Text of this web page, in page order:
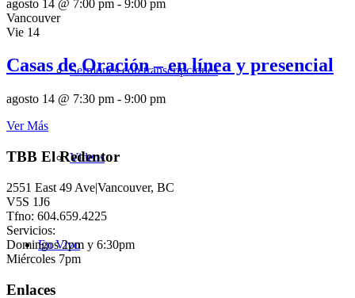
Sermones con transcripciones
Videos
En Vivo
agosto 14 @ 7:00 pm - 9:00 pm
Vancouver
Vie 14
Casas de Oración – en línea y presencial
agosto 14 @ 7:30 pm - 9:00 pm
Ver Más
TBB El Redentor
2551 East 49 Ave|Vancouver, BC
V5S 1J6
Tfno: 604.659.4225
Servicios:
Domingos 2pm y 6:30pm
Miércoles 7pm
Enlaces